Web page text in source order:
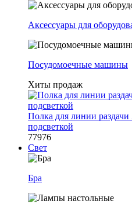
Аксессуары для
Посудомоечные машины
Хиты продаж
Полка для линии раздачи
подсветкой
77976
Свет
Бра